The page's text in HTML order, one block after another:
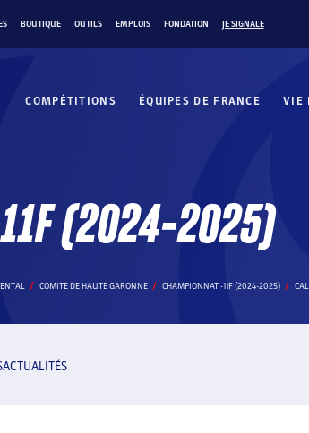
BOUTIQUE OUTILS EMPLOIS FONDATION JE SIGNALE
COMPÉTITIONS ÉQUIPES DE FRANCE VIE
11F (2024-2025)
COMITE DE HAUTE GARONNE CHAMPIONNAT -11F (2024-2025)
ACTUALITÉS